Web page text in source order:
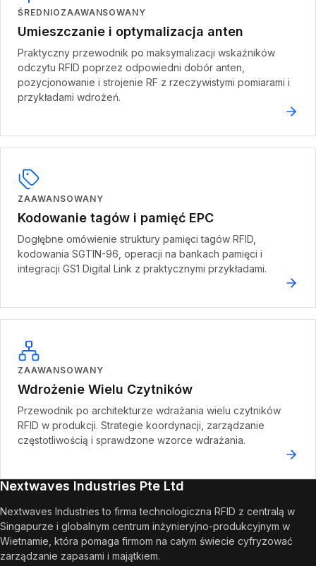
ŚREDNIOZAAWANSOWANY
Umieszczanie i optymalizacja anten
Praktyczny przewodnik po maksymalizacji wskaźników
odczytu RFID poprzez odpowiedni dobór anten,
pozycjonowanie i strojenie RF z rzeczywistymi pomiarami i
przykładami wdrożeń.
ZAAWANSOWANY
Kodowanie tagów i pamięć EPC
Dogłębne omówienie struktury pamięci tagów RFID,
kodowania SGTIN-96, operacji na bankach pamięci i
integracji GS1 Digital Link z praktycznymi przykładami.
ZAAWANSOWANY
Wdrożenie Wielu Czytników
Przewodnik po architekturze wdrażania wielu czytników
RFID w produkcji. Strategie koordynacji, zarządzanie
częstotliwością i sprawdzone wzorce wdrażania.
Nextwaves Industries Pte Ltd
Nextwaves Industries to firma technologiczna RFID z centralą w
Singapurze i globalnym centrum inżynieryjno-produkcyjnym w
Wietnamie, która pomaga firmom na całym świecie cyfryzować
zarządzanie zapasami i majątkiem.